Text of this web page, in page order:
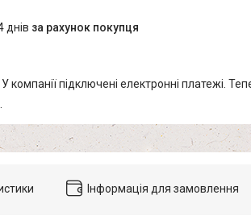
днів за рахунок покупця
У компанії підключені електронні платежі.
Інформація для замовлення